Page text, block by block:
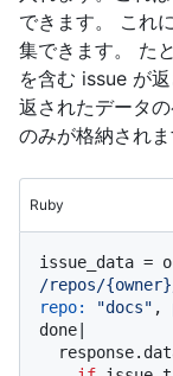
できます。 これ
集できます。 た
を含む issue が
返されたデータ
のみが格納されま
Ruby
issue_data =
/repos/
repo:
"docs" ,
done